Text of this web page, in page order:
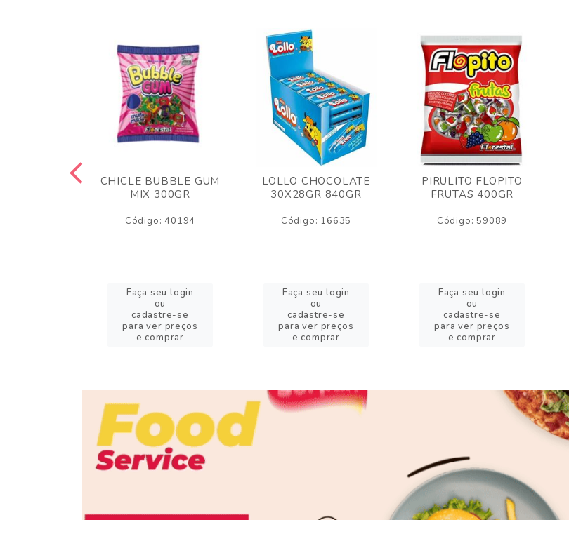
CHICLE BUBBLE GUM
MIX 300GR
Código: 40194
Faça seu login
ou
cadastre-se
para ver preços
e comprar
LOLLO CHOCOLATE
30X28GR 840GR
Código: 16635
Faça seu login
ou
cadastre-se
para ver preços
e comprar
PIRULITO FLOPITO
FRUTAS 400GR
Código: 59089
Faça seu login
ou
cadastre-se
para ver preços
e comprar